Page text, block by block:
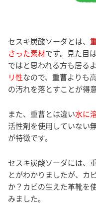
セスキ炭酸ソーダとは、
さった素材です。見た目
ではと思われる方も居る
リ性なので、重曹よりも
の汚れを落とすことが得
また、重曹とは違い水に
活性剤を使用していない
が特徴です。
セスキ炭酸ソーダには、
とがわかりましたが、カ
か？カビの生えた革靴を
みました。